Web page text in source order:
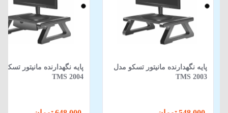
پایه نگهدارنده مانیتور تسکو مدل
TMS 2003
پایه نگهدارنده مانیتور
TMS 2004